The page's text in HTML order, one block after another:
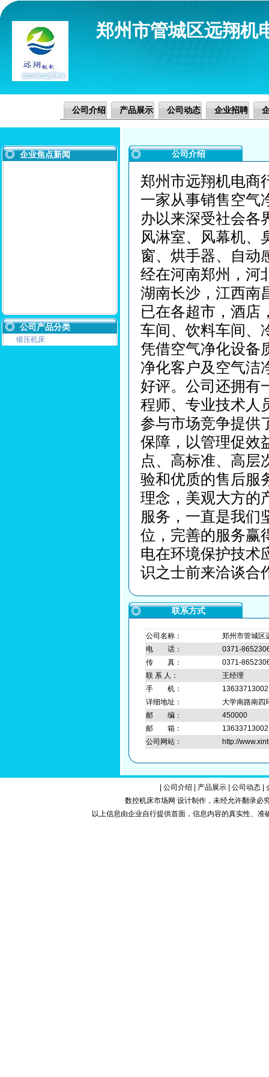
郑州市管城区远翔机
公司介绍 产品展示 公司动态 企业招聘
企业焦点新闻
公司产品分类
锻压机床
公司介绍
郑州市远翔机电商
一家从事销售空气
办以来深受社会各
风淋室、风幕机、
窗、烘手器、自动
经在河南郑州，河
湖南长沙，江西南
已在各超市，酒店
车间、饮料车间、
凭借空气净化设备
净化客户及空气洁
好评。公司还拥有
程师、专业技术人
参与市场竞争提供
保障，以管理促效
点、高标准、高层
验和优质的售后服
理念，美观大方的
服务，一直是我们
位，完善的服务赢
电在环境保护技术
识之士前来洽谈合
联系方式
公司名称：
郑州市管城区
电 话：
0371-
传 真：
0371-
联 系 人：
王经理
手 机：
13633713002
详细地址：
大学南路南四
邮 编：
450000
邮 箱：
公司网站：
http://
公司介绍 产品展示| 公司动态|
数控机床市场网 设计制作，未经允许翻录必
以上信息由企业自行提供首面，信息内容的真实性、